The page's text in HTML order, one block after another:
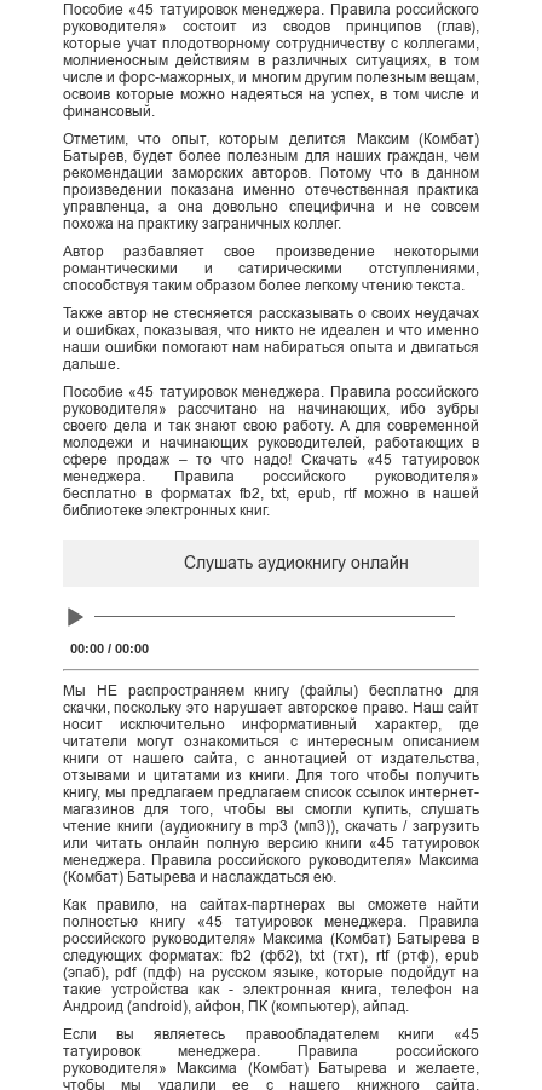
Пособие «45 татуировок менеджера. Правила российского
руководителя» состоит из сводов принципов (глав),
которые учат плодотворному сотрудничеству с коллегами,
молниеносным действиям в различных ситуациях, в том
числе и форс-мажорных, и многим другим полезным вещам,
освоив которые можно надеяться на успех, в том числе и
финансовый.
Отметим, что опыт, которым делится Максим (Комбат)
Батырев, будет более полезным для наших граждан, чем
рекомендации заморских авторов. Потому что в данном
произведении показана именно отечественная практика
управленца, а она довольно специфична и не совсем
похожа на практику заграничных коллег.
Автор разбавляет свое произведение некоторыми
романтическими и сатирическими отступлениями,
способствуя таким образом более легкому чтению текста.
Также автор не стесняется рассказывать о своих неудачах
и ошибках, показывая, что никто не идеален и что именно
наши ошибки помогают нам набираться опыта и двигаться
дальше.
Пособие «45 татуировок менеджера. Правила российского
руководителя» рассчитано на начинающих, ибо зубры
своего дела и так знают свою работу. А для современной
молодежи и начинающих руководителей, работающих в
сфере продаж – то что надо! Скачать «45 татуировок
менеджера. Правила российского руководителя»
бесплатно в форматах fb2, txt, epub, rtf можно в нашей
библиотеке электронных книг.
Слушать аудиокнигу онлайн
Audio
00:00/ 00:00
Мы НЕ распространяем книгу (файлы) бесплатно для
скачки, поскольку это нарушает авторское право. Наш сайт
носит исключительно информативный характер, где
читатели могут ознакомиться с интересным описанием
книги от нашего сайта, с аннотацией от издательства,
отзывами и цитатами из книги. Для того чтобы получить
книгу, мы предлагаем предлагаем список ссылок интернет-
магазинов для того, чтобы вы смогли купить, слушать
чтение книги (аудиокнигу в mp3 (мп3)), скачать / загрузить
или читать онлайн полную версию книги «45 татуировок
менеджера. Правила российского руководителя» Максима
(Комбат) Батырева и наслаждаться ею.
Как правило, на сайтах-партнерах вы сможете найти
полностью книгу «45 татуировок менеджера. Правила
российского руководителя» Максима (Комбат) Батырева в
следующих форматах: fb2 (фб2), txt (тхт), rtf (ртф), epub
(эпаб), pdf (пдф) на русском языке, которые подойдут на
такие устройства как - электронная книга, телефон на
Андроид (android), айфон, ПК (компьютер), айпад.
Если вы являетесь правообладателем книги «45
татуировок менеджера. Правила российского
руководителя» Максима (Комбат) Батырева и желаете,
чтобы мы удалили ее с нашего книжного сайта,